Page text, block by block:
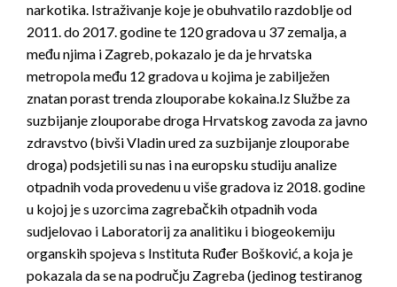
narkotika. Istraživanje koje je obuhvatilo razdoblje od
2011. do 2017. godine te 120 gradova u 37 zemalja, a
među njima i Zagreb, pokazalo je da je hrvatska
metropola među 12 gradova u kojima je zabilježen
znatan porast trenda zlouporabe kokaina.Iz Službe za
suzbijanje zlouporabe droga Hrvatskog zavoda za javno
zdravstvo (bivši Vladin ured za suzbijanje zlouporabe
droga) podsjetili su nas i na europsku studiju analize
otpadnih voda provedenu u više gradova iz 2018. godine
u kojoj je s uzorcima zagrebačkih otpadnih voda
sudjelovao i Laboratorij za analitiku i biogeokemiju
organskih spojeva s Instituta Ruđer Bošković, a koja je
pokazala da se na području Zagreba (jedinog testiranog